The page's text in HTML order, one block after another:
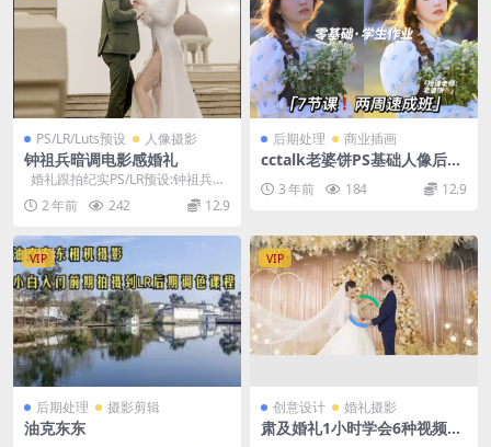
PS/LR/Luts预设 人像摄影
钟祖兵暗调电影感婚礼
婚礼跟拍纪实PS/LR预设:钟祖兵电
影感LUT滤镜PR/FCPX手...
2 年前 242 12.9
后期处理 商业插画
cctalk老婆饼PS基础人像后期
3 年前 184 12.9
VIP
后期处理 摄影剪辑
油克东东
VIP
创意设计 婚礼摄影
肃及婚礼1小时学会6种视频风